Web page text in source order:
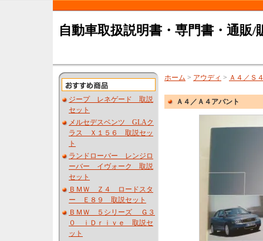
自動車取扱説明書・専門書・通販/
ジープ レネゲード 取説
セット
メルセデスベンツ GLAク
ラス Ｘ１５６ 取説セッ
ト
ランドローバー レンジロ
ーバー イヴォーク 取説
セット
ＢＭＷ Ｚ４ ロードスタ
ー Ｅ８９ 取説セット
ＢＭＷ ５シリーズ Ｇ３
０ ｉＤｒｉｖｅ 取説セ
ット
ホーム > アウディ > Ａ４／Ｓ
Ａ４／Ａ４アバント